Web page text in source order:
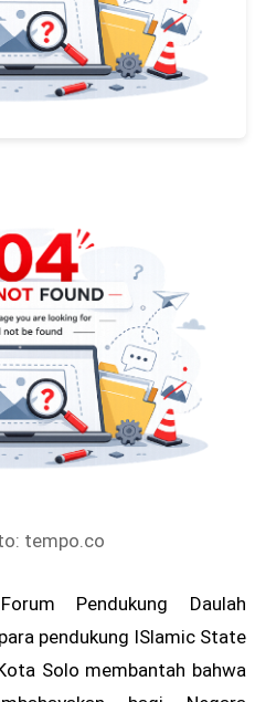
tempo.co
Pendukung Daulah
pendukung ISlamic State
Solo membantah bahwa